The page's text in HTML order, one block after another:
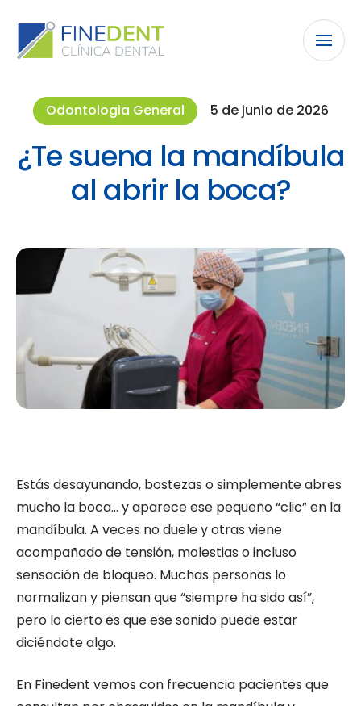
Odontologia General 5 de junio de 2026
¿Te suena la mandíbula
al abrir la boca?
Estás desayunando, bostezas o simplemente abres
mucho la boca… y aparece ese pequeño “clic” en la
mandíbula. A veces no duele y otras viene
acompañado de tensión, molestias o incluso
sensación de bloqueo. Muchas personas lo
normalizan y piensan que “siempre ha sido así”,
pero lo cierto es que ese sonido puede estar
diciéndote algo.
En Finedent vemos con frecuencia pacientes que